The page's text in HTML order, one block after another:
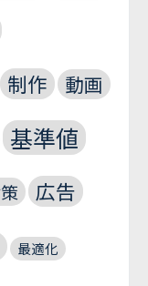
制作 動画
基準値
広告
最適化